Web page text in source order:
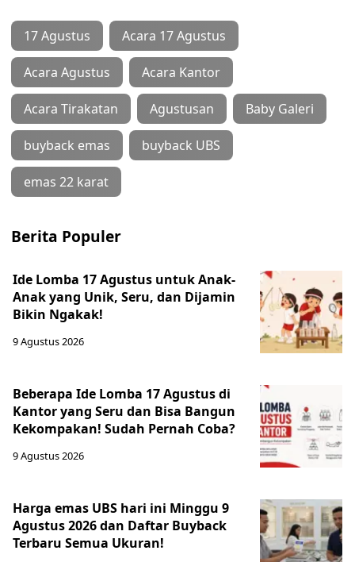
17 Agustus Acara 17 Agustus
Acara Agustus Acara Kantor
Acara Tirakatan Agustusan Baby Galeri
buyback emas buyback UBS
emas 22 karat
Berita Populer
Ide Lomba 17 Agustus untuk Anak-
Anak yang Unik, Seru, dan Dijamin
Bikin Ngakak!
9 Agustus 2026
Beberapa Ide Lomba 17 Agustus di
Kantor yang Seru dan Bisa Bangun
Kekompakan! Sudah Pernah Coba?
9 Agustus 2026
Harga emas UBS hari ini Minggu 9
Agustus 2026 dan Daftar Buyback
Terbaru Semua Ukuran!